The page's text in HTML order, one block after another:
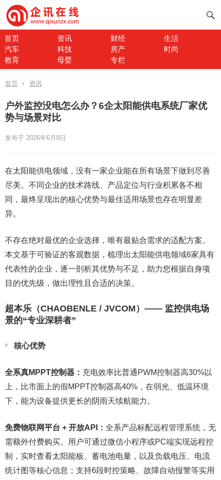
首页 资讯 财经
生活
汽车
科技 房产
时尚
教育
母婴 专栏
首页 资讯
户外监控没电怎么办？6企太阳能供电系统厂家优
势与场景对比
发布于 2026年6月8日
在太阳能供电领域，没有一家企业能在所有场景下做到尽善
尽美。不同企业的技术路线、产品定位与行业积累各不相
同，最终呈现出的核心优势与最佳适用场景也存在明显差
异。
不存在绝对最优的企业选择，唯有最贴合需求的适配方案。
本文基于可验证的客观数据，梳理出太阳能供电领域6家具有
代表性的企业，逐一剖析其优势与不足，助力您根据自身项
目的优先级，做出理性且合适的决策。
超本乐（CHAOBENLE / JVCOM）—— 监控供电场
景的“专业深耕者”
核心优势
全系真MPPT控制器： 充电效率比普通PWM控制器高30%以
上，比市面上的假MPPT控制器高40%，在弱光、低温环境
下，能为设备提供更长的阴雨天续航能力。
免费物联网平台 + 开放API ： 全系产品标配远程管理系统，无
需额外付费购买。用户可通过微信小程序或PC端实现远程控
制，实时查看太阳能板、蓄电池电量，以及负载电压、电流
统计图等核心信息；支持6段时控策略、故障自动报警等实用